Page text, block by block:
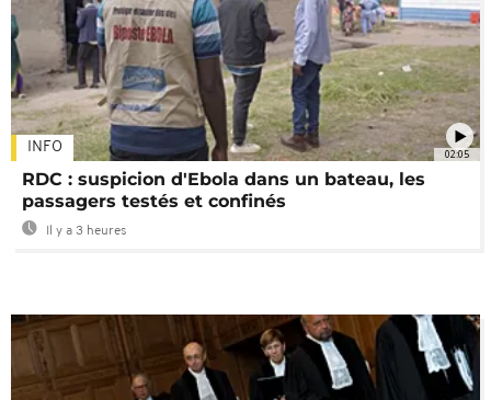
02:05
INFO
RDC : suspicion d'Ebola dans un bateau, les
passagers testés et confinés
Il y a 3 heures